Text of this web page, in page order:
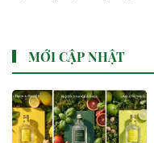
MỚI CẬP NHẬT